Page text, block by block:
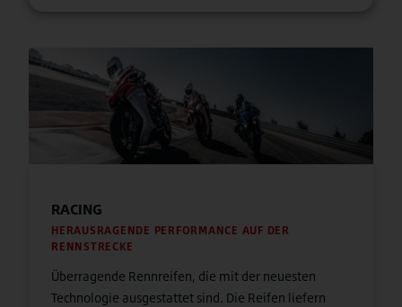
RACING
HERAUSRAGENDE PERFORMANCE AUF DER
RENNSTRECKE
Überragende Rennreifen, die mit der neuesten
Technologie ausgestattet sind. Die Reifen liefern